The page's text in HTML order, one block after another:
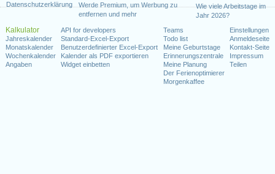
Datenschutzerklärung
Werde Premium, um Werbung zu
entfernen und mehr
Wie viele Arbeitstage im
Jahr 2026?
Kalkulator
Jahreskalender
Monatskalender
Wochenkalender
Angaben
API for developers
Standard-Excel-Export
Benutzerdefinierter Excel-Export
Kalender als PDF exportieren
Widget einbetten
Teams
Todo list
Meine Geburtstage
Erinnerungszentrale
Meine Planung
Der Ferienoptimierer
Morgenkaffee
Einstellungen
Anmeldeseite
Kontakt-Seite
Impressum
Teilen